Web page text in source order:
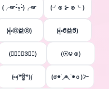
(╭☞•́⍛•̀)╭☞ (╯⊙ ⊱ ⊙╰ )
(╬⓪益⓪) (╬ಠิ益ಠิ)
(☄ฺ♛ฺ3♛ฺ) (☉౪ ⊙)
(⑅∫°ਊ°)∫ (σ◉´◞⊖◟`◉ｏ)ﾝｰ